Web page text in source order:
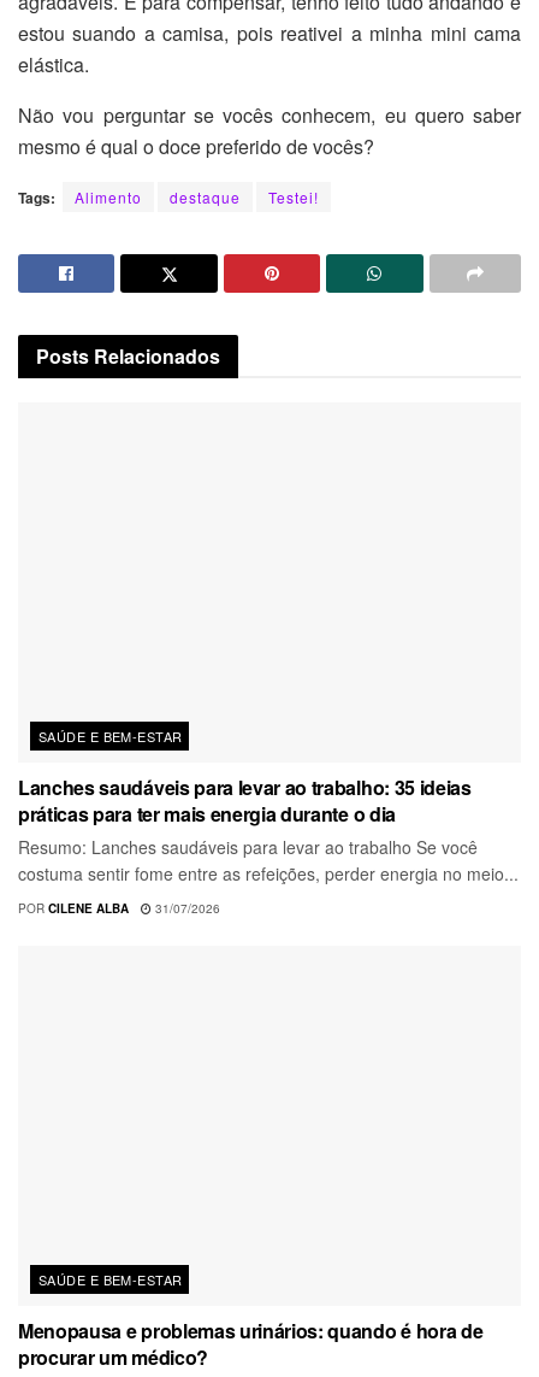
estou suando a camisa, pois reativei a minha mini cama
elástica.
Não vou perguntar se vocês conhecem, eu quero saber
mesmo é qual o doce preferido de vocês?
Tags: Alimento destaque Testei!
Posts Relacionados
SAÚDE E BEM-ESTAR
Lanches saudáveis para levar ao trabalho: 35 ideias
práticas para ter mais energia durante o dia
Resumo: Lanches saudáveis para levar ao trabalho Se você
costuma sentir fome entre as refeições, perder energia no meio...
POR CILENE ALBA 31/07/2026
SAÚDE E BEM-ESTAR
Menopausa e problemas urinários: quando é hora de
procurar um médico?